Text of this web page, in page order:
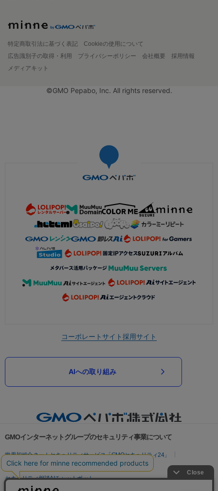
特定商取引法に基づく表記
Cookieの使用について
広告識別子の取得・利用
プライバシーポリシー 会社概要
採用情報
メディアキット
©GMO Pepabo, Inc. All rights reserved.
コーポレートサイト採用サイト
AIへの取り組み
GMOインターネットグループのセキュリティ事業について
世界初総合ネットセキュリティサービス「GMOセキュリティ24」
パスワード漏洩診断
Webサイトリスク診断
セキュリティ相談AIチャットボット